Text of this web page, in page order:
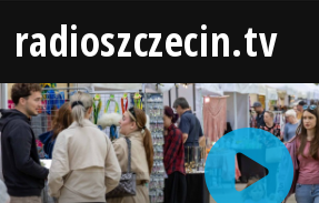
radioszczecin.tv